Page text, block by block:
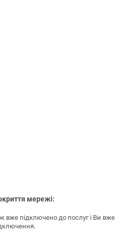
мережі:
вже підключено до послуг і Ви вже